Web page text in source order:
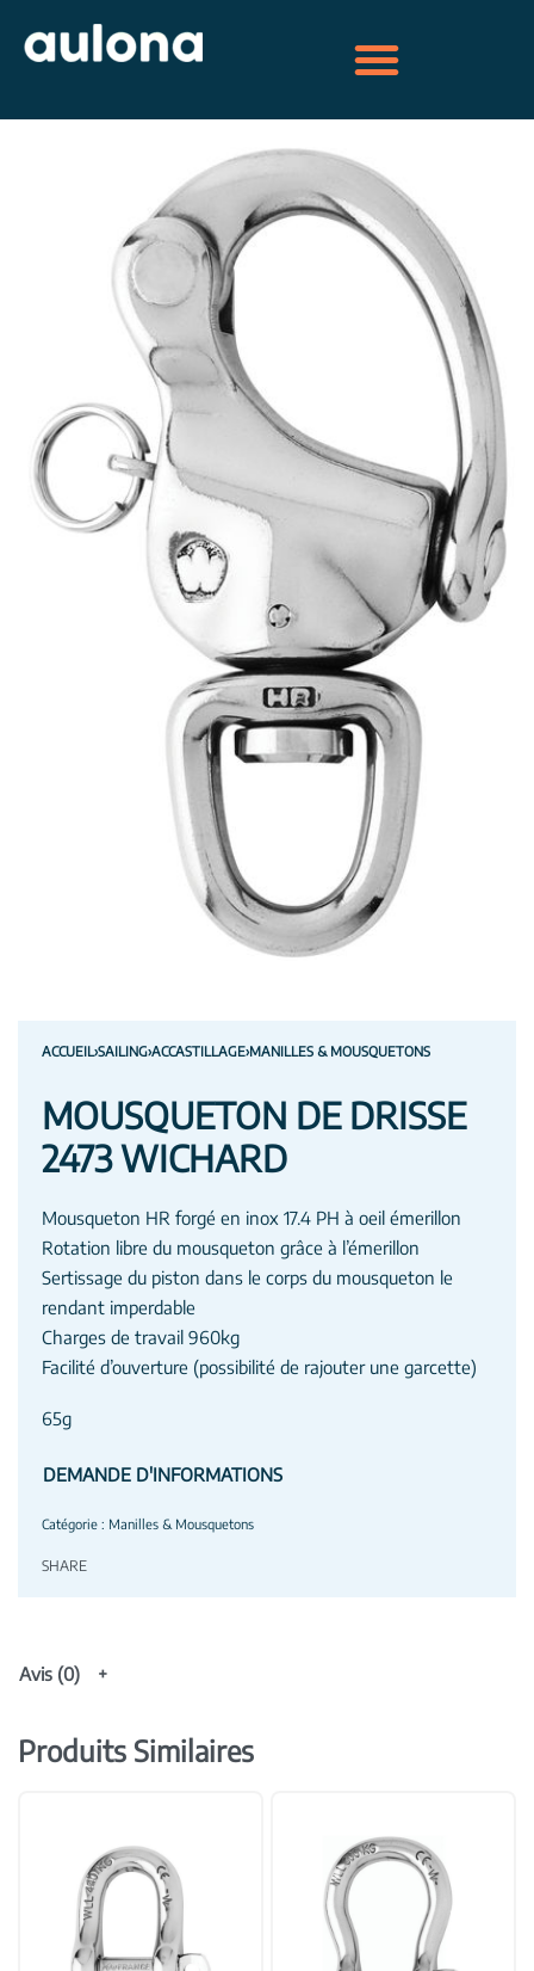
ACCUEIL ›SAILING›ACCASTILLAGE›MANILLES & MOUSQUETONS
MOUSQUETON DE DRISSE
2473 WICHARD
Mousqueton HR forgé en inox 17.4 PH à oeil émerillon
Rotation libre du mousqueton grâce à l’émerillon
Sertissage du piston dans le corps du mousqueton le
rendant imperdable
Charges de travail 960kg
Facilité d’ouverture (possibilité de rajouter une garcette)
65g
DEMANDE D'INFORMATIONS
Catégorie : Manilles & Mousquetons
SHARE
Avis (0)
Produits Similaires